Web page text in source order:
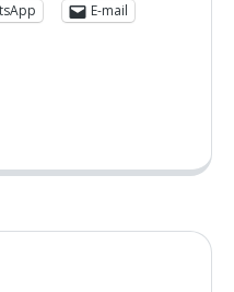
E-mail